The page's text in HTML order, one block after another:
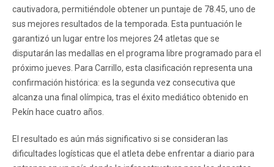
cautivadora, permitiéndole obtener un puntaje de 78.45, uno de
sus mejores resultados de la temporada. Esta puntuación le
garantizó un lugar entre los mejores 24 atletas que se
disputarán las medallas en el programa libre programado para el
próximo jueves. Para Carrillo, esta clasificación representa una
confirmación histórica: es la segunda vez consecutiva que
alcanza una final olímpica, tras el éxito mediático obtenido en
Pekín hace cuatro años.
El resultado es aún más significativo si se consideran las
dificultades logísticas que el atleta debe enfrentar a diario para